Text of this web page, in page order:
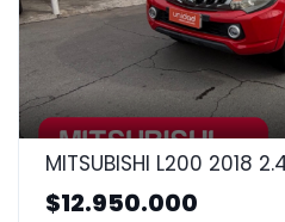
MITSUBISHI L200 2018
$12.950.000